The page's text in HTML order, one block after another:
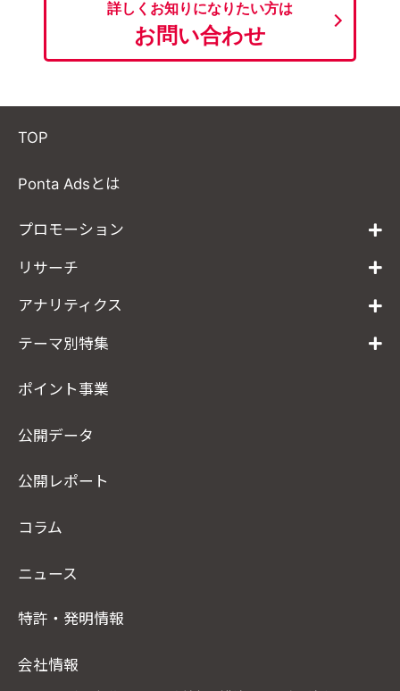
詳しくお知りになりたい方は
お問い合わせ
TOP
Ponta Adsとは
プロモーション
リサーチ
アナリティクス
テーマ別特集
ポイント事業
公開データ
公開レポート
コラム
ニュース
特許・発明情報
会社情報